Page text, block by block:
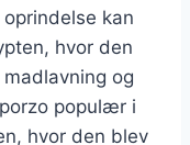
kan
hvor den
og
populær i
hvor den blev